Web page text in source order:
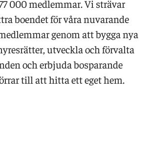
000 medlemmar. Vi strävar
boendet för våra nuvarande
genom att bygga nya
utveckla och förvalta
och erbjuda bosparande
till att hitta ett eget hem.